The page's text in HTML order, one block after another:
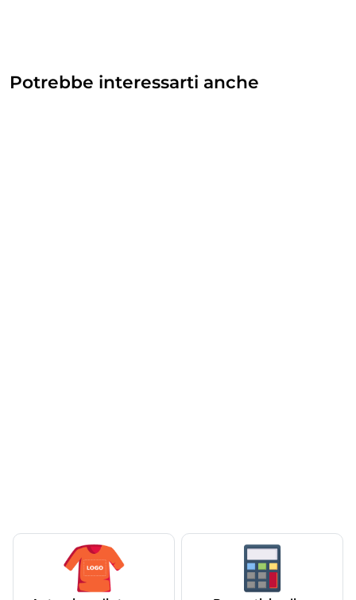
Potrebbe interessarti anche